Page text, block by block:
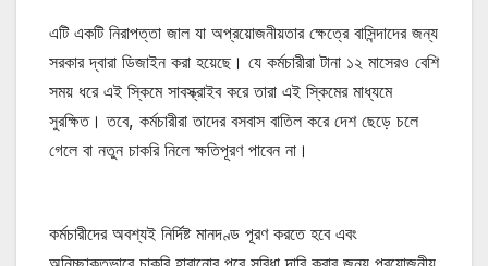
এটি একটি নিরাপত্তা জাল যা অপ্রয়োজনীয়তার ক্ষেত্রে বাসিন্দাদের জন্য
সরকার দ্বারা ডিজাইন করা হয়েছে। যে কর্মচারীরা টানা ১২ মাসেরও বেশি
সময় ধরে এই স্কিমে সাবস্ক্রাইব করে তারা এই স্কিমের মাধ্যমে
সুরক্ষিত। তবে, কর্মচারীরা তাদের বসবাস বাতিল করে দেশ ছেড়ে চলে
গেলে বা নতুন চাকরি নিলে ক্ষতিপূরণ পাবেন না।
কর্মচারীদের অবশ্যই নির্দিষ্ট মানদণ্ড পূরণ করতে হবে এবং